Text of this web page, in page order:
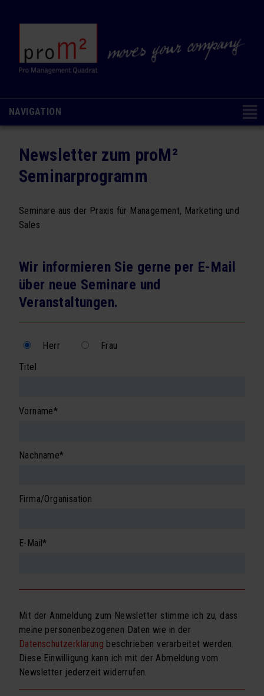
NAVIGATION
überspringen
Change Management
Organisations- & Kulturentwicklung
Ausbildung & Coaching
Analysen & Methoden
Seminarprogramm
Exklusivtermine für Firmen
Newsletter Seminarprogramm
VORTRÄGE
Vortragsprogramm
Kooperationen
UDO
KONTAKT
Newsletter zum proM²
Seminarprogramm
Seminare aus der Praxis für Management, Marketing und
Sales
Wir informieren Sie gerne per E-Mail
über neue Seminare und
Veranstaltungen.
Herr
Frau
Titel
Pflichtfeld
Vorname*
Pflichtfeld
Nachname*
Firma/Organisation
Pflichtfeld
E-Mail*
Mit der Anmeldung zum Newsletter stimme ich zu, dass
meine personenbezogenen Daten wie in der
Datenschutzerklärung beschrieben verarbeitet werden.
Diese Einwilligung kann ich mit der Abmeldung vom
Newsletter jederzeit widerrufen.